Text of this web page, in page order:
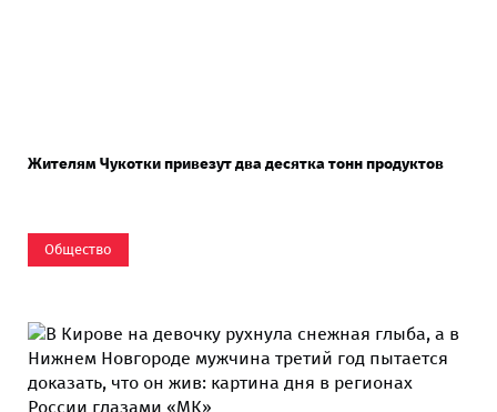
Жителям Чукотки привезут два десятка тонн продуктов
Общество